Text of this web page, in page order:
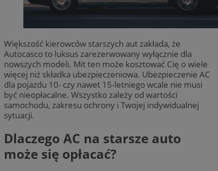
Większość kierowców starszych aut zakłada, że
Autocasco to luksus zarezerwowany wyłącznie dla
nowszych modeli. Mit ten może kosztować Cię o wiele
więcej niż składka ubezpieczeniowa. Ubezpieczenie AC
dla pojazdu 10- czy nawet 15-letniego wcale nie musi
być nieopłacalne. Wszystko zależy od wartości
samochodu, zakresu ochrony i Twojej indywidualnej
sytuacji.
Dlaczego AC na starsze auto
może się opłacać?